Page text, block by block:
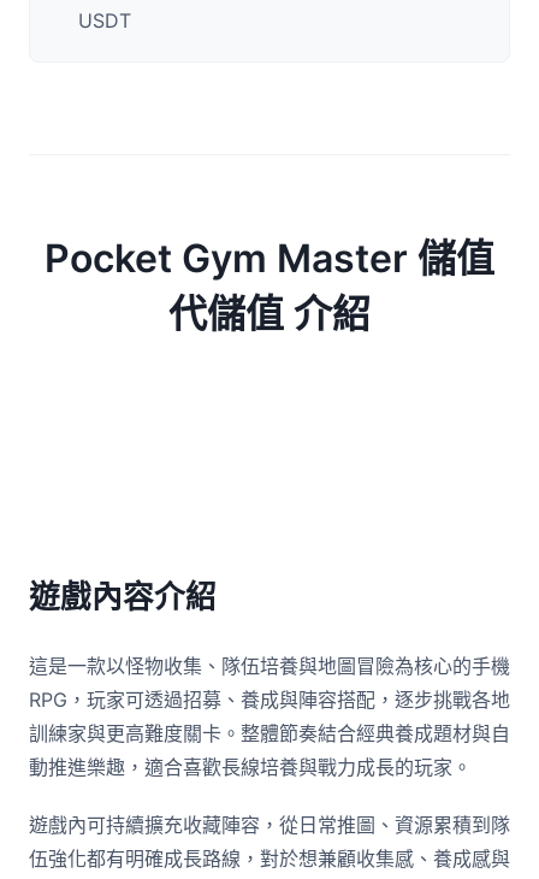
USDT
Pocket Gym Master 儲值
代儲值 介紹
遊戲內容介紹
這是一款以怪物收集、隊伍培養與地圖冒險為核心的手機
RPG，玩家可透過招募、養成與陣容搭配，逐步挑戰各地
訓練家與更高難度關卡。整體節奏結合經典養成題材與自
動推進樂趣，適合喜歡長線培養與戰力成長的玩家。
遊戲內可持續擴充收藏陣容，從日常推圖、資源累積到隊
伍強化都有明確成長路線，對於想兼顧收集感、養成感與